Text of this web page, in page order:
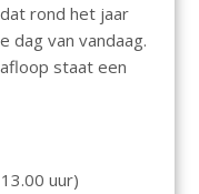
rond het jaar
dag van vandaag.
staat een
uur)